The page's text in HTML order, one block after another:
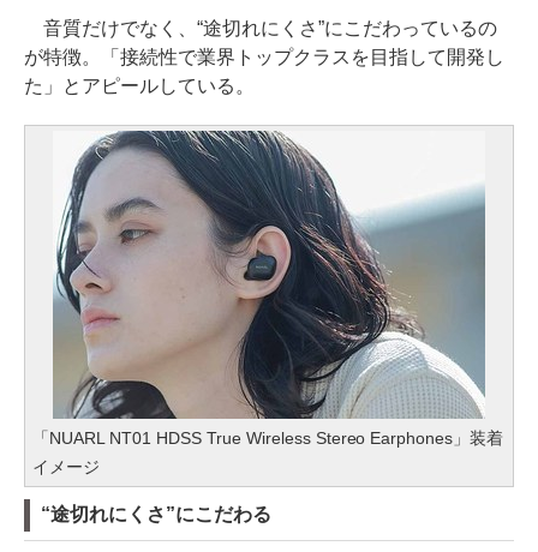
音質だけでなく、“途切れにくさ”にこだわっているの
が特徴。「接続性で業界トップクラスを目指して開発し
た」とアピールしている。
「NUARL NT01 HDSS True Wireless Stereo Earphones」装着
イメージ
“途切れにくさ”にこだわる